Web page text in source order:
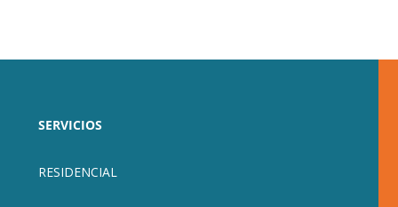
SERVICIOS
RESIDENCIAL